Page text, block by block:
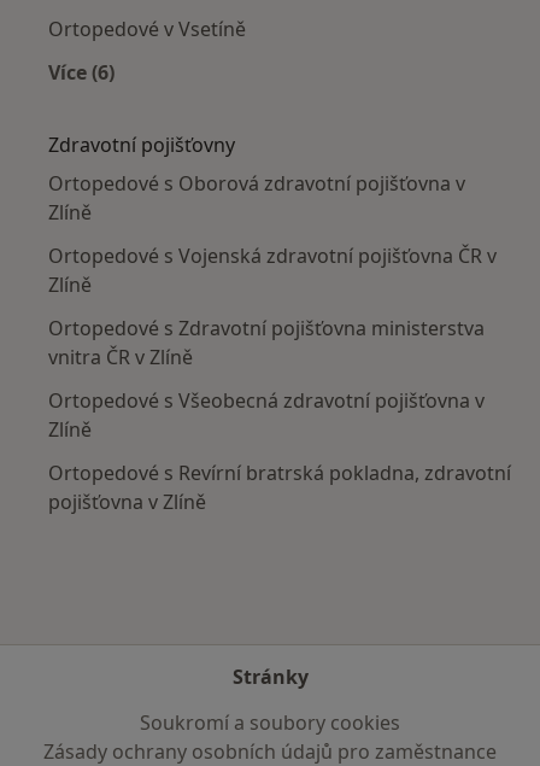
Ortopedové v Vsetíně
Více (6)
Zdravotní pojišťovny
Ortopedové s Oborová zdravotní pojišťovna v
Zlíně
Ortopedové s Vojenská zdravotní pojišťovna ČR v
Zlíně
Ortopedové s Zdravotní pojišťovna ministerstva
vnitra ČR v Zlíně
Ortopedové s Všeobecná zdravotní pojišťovna v
Zlíně
Ortopedové s Revírní bratrská pokladna, zdravotní
pojišťovna v Zlíně
Stránky
Soukromí a soubory cookies
Zásady ochrany osobních údajů pro zaměstnance